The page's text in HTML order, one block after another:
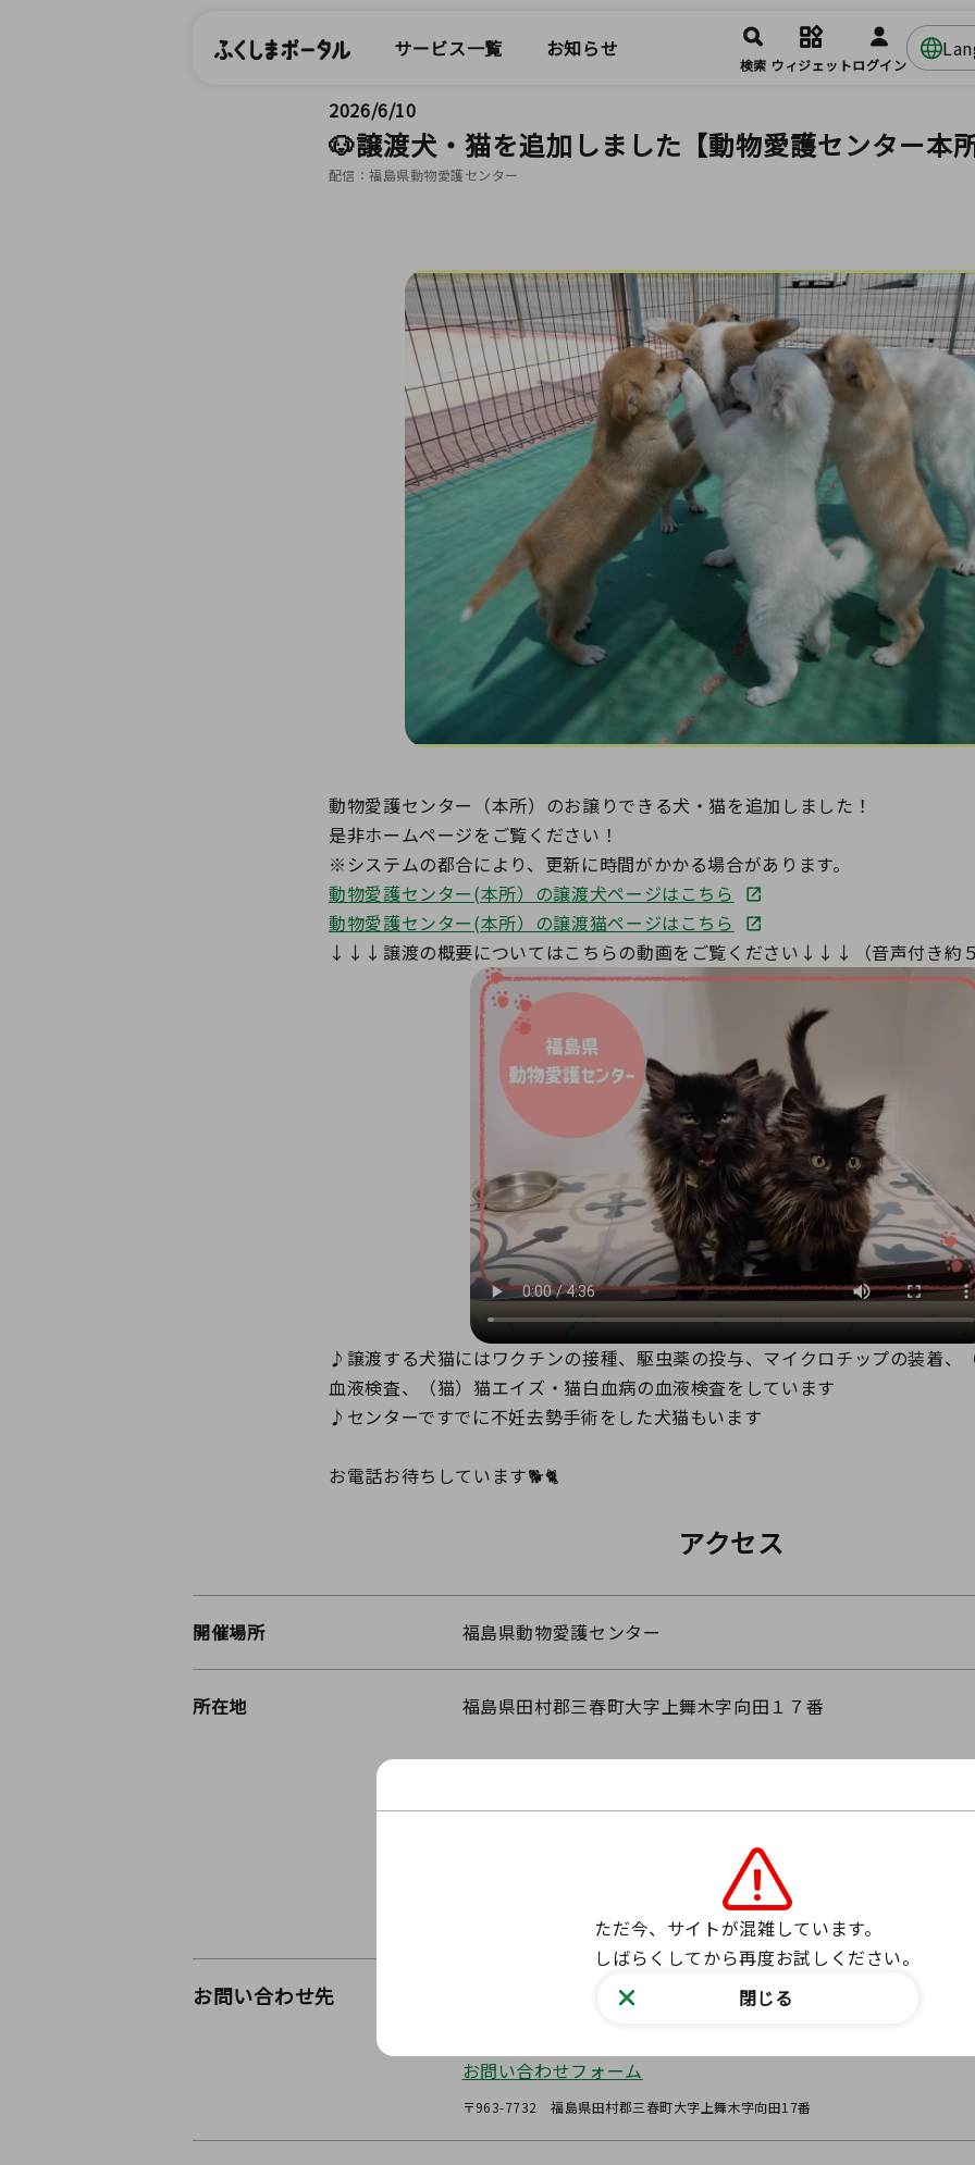
サービス一覧 お知らせ
検索 ウィジェットログイン
2026/6/10
🐶譲渡犬・猫を追加しました【動物愛護センター本
配信：福島県動物愛護センター
動物愛護センター（本所）のお譲りできる犬・猫を追加しました！
是非ホームページをご覧ください！
※システムの都合により、更新に時間がかかる場合があります。
動物愛護センター(本所）の譲渡犬ページはこちら
動物愛護センター(本所）の譲渡猫ページはこちら
↓↓↓譲渡の概要についてはこちらの動画をご覧ください↓↓↓（音声付き約
♪譲渡する犬猫にはワクチンの接種、駆虫薬の投与、マイクロチップの装着、
血液検査、（猫）猫エイズ・猫白血病の血液検査をしています
♪センターですでに不妊去勢手術をした犬猫もいます
お電話お待ちしています🐕🐈
アクセス
開催場所 福島県動物愛護センター
所在地 福島県田村郡三春町大字上舞木字向田１７番
お問い合わせ先
福島県動物愛護センター
お問い合わせフォーム
〒963-7732 福島県田村郡三春町大字上舞木字向田17番
ただ今、サイトが混雑しています。
しばらくしてから再度お試しください。
閉じる